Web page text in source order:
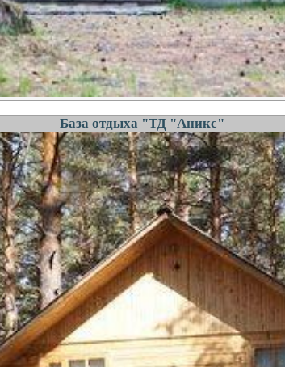
База отдыха "ТД "Аникс"